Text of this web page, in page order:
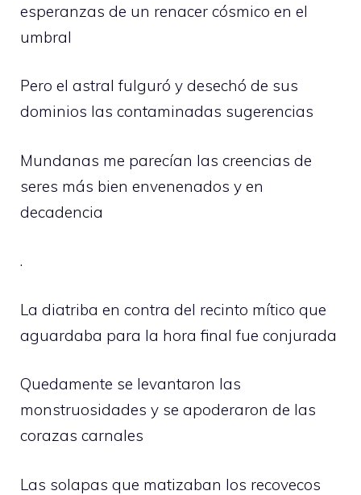
esperanzas de un renacer cósmico en el
umbral
Pero el astral fulguró y desechó de sus
dominios las contaminadas sugerencias
Mundanas me parecían las creencias de
seres más bien envenenados y en
decadencia
.
La diatriba en contra del recinto mítico que
aguardaba para la hora final fue conjurada
Quedamente se levantaron las
monstruosidades y se apoderaron de las
corazas carnales
Las solapas que matizaban los recovecos